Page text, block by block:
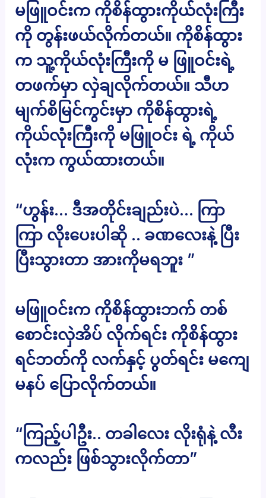
မဖြူဝင်းက ကိုစိန်ထွားကိုယ်လုံးကြီး
ကို တွန်းဖယ်လိုက်တယ်။ ကိုစိန်ထွား
က သူ့ကိုယ်လုံးကြီးကို မ ဖြူဝင်းရဲ့
တဖက်မှာ လှဲချလိုက်တယ်။ သီဟ
မျက်စိမြင်ကွင်းမှာ ကိုစိန်ထွားရဲ့
ကိုယ်လုံးကြီးကို မဖြူဝင်း ရဲ့ ကိုယ်
လုံးက ကွယ်ထားတယ်။
“ဟွန်း… ဒီအတိုင်းချည်းပဲ… ကြာ
ကြာ လိုးပေးပါဆို .. ခဏလေးနဲ့ ပြီး
ပြီးသွားတာ အားကိုမရဘူး ”
မဖြူဝင်းက ကိုစိန်ထွားဘက် တစ်
စောင်းလှဲအိပ် လိုက်ရင်း ကိုစိန်ထွား
ရင်ဘတ်ကို လက်နှင့် ပွတ်ရင်း မကျေ
မနပ် ပြောလိုက်တယ်။
“ကြည့်ပါဦး.. တခါလေး လိုးရုံနဲ့ လီး
ကလည်း ဖြစ်သွားလိုက်တာ”